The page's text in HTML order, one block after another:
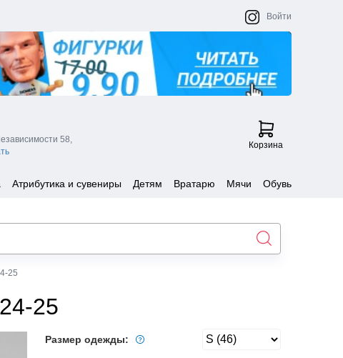
Войти
58,
Корзина
Атрибутика и сувениры Детям Вратарю Мячи Обувь
25
25
Размер одежды: